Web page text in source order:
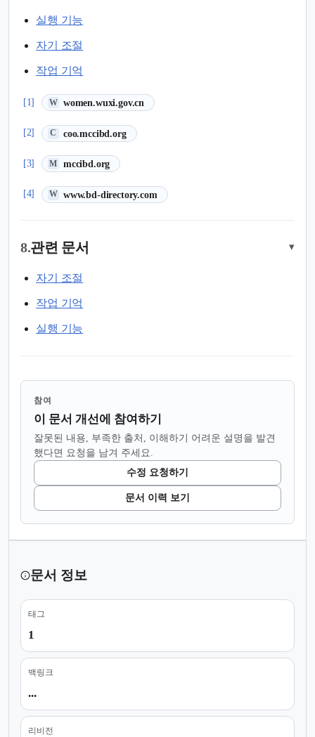
실행 기능
자기 조절
작업 기억
[1] W women.wuxi.gov.cn
(새 탭에서 열림)
[2] C coo.mccibd.org
(새 탭에서 열림)
[3] M mccibd.org
(새 탭에서 열림)
[4] W www.bd-directory.com
(새 탭에서 열림)
8.관련 문서 ▾
자기 조절
작업 기억
실행 기능
참여
이 문서 개선에 참여하기
잘못된 내용, 부족한 출처, 이해하기 어려운 설명을 발견
했다면 요청을 남겨 주세요.
수정 요청하기
문서 이력 보기
문서 정보
태그
1
백링크
...
리비전